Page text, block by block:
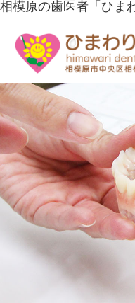
相模原の歯医者「ひま